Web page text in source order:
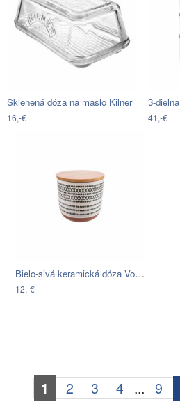
Sklenená dóza na maslo Kilner
16,-€ 41,-€
Bielo-sivá keramická dóza Vox Virgo,…
12,-€
1 2 3 4 ... 9